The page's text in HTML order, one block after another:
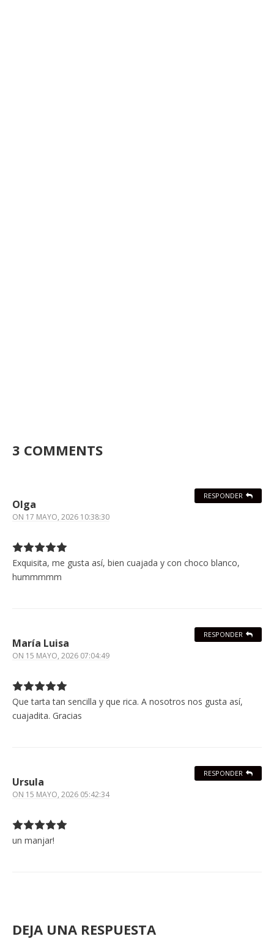
3 COMMENTS
Olga
ON 17 MAYO, 2026 10:38:30
Exquisita, me gusta así, bien cuajada y con choco blanco,
hummmmm
RESPONDER
María Luisa
ON 15 MAYO, 2026 07:04:49
Que tarta tan sencilla y que rica. A nosotros nos gusta así,
cuajadita. Gracias
RESPONDER
Ursula
ON 15 MAYO, 2026 05:42:34
un manjar!
RESPONDER
DEJA UNA RESPUESTA